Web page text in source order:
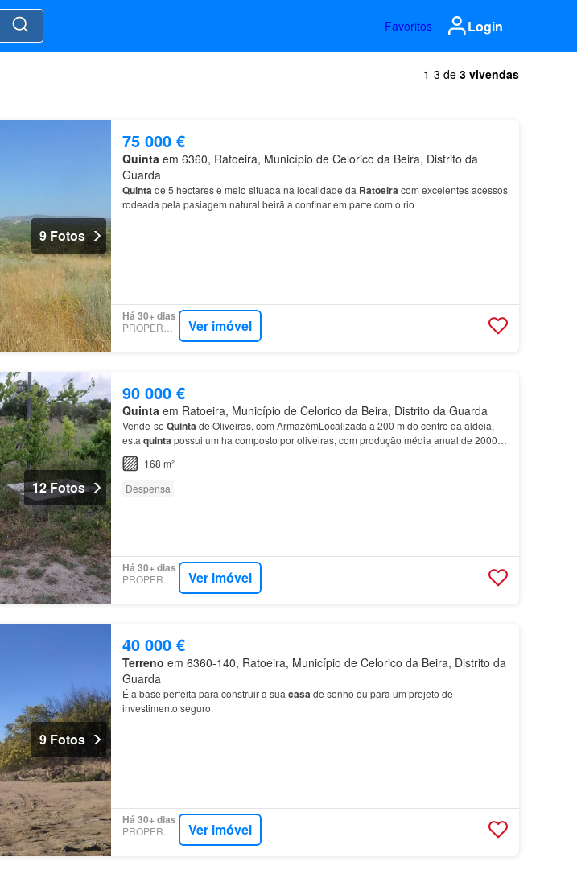
Favoritos Login
1-3 de 3 vivendas
9 Fotos
75 000 €
Quintaem 6360, Ratoeira, Município de Celorico da Beira, Distrito da
Guarda
Quintade 5 hectares e meio situada na localidade da Ratoeiracom excelentes acessos
rodeada pela pasiagem natural beirã a confinar em parte com o rio
Há 30+ dias
PROPERSTAR Ver imóvel
12 Fotos
90 000 €
Quinta em Ratoeira, Município de Celorico da Beira, Distrito da Guarda
Vende-se Quintade Oliveiras, com ArmazémLocalizada a 200 m do centro da aldeia,
esta quintapossui um ha composto por oliveiras, com produção média anual de 20000
euros, e por dois armazéns, um canil e ainda 1 quarto, 1 wc e…
168 m²
Despensa
Há 30+ dias
PROPERSTAR Ver imóvel
9 Fotos
40 000 €
Terreno em 6360-140, Ratoeira, Município de Celorico da Beira, Distrito da
Guarda
É a base perfeita para construir a sua casade sonho ou para um projeto de
investimento seguro.
Há 30+ dias
PROPERSTAR Ver imóvel